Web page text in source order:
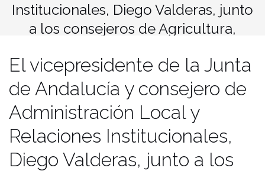
Institucionales, Diego Valderas, junto
a los consejeros de Agricultura,
y de Justicia e Interior, Emilio de
Llera. / J.A
El vicepresidente de la Junta
de Andalucía y consejero de
Administración Local y
Relaciones Institucionales,
Diego Valderas, junto a los